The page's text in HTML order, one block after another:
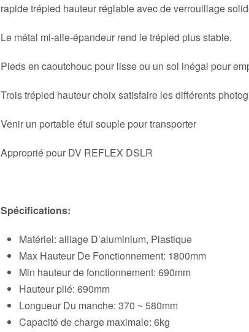
rapide trépied hauteur réglable avec de verrouillage
Le métal mi-aile-épandeur rend le trépied plus stable.
Pieds en caoutchouc pour lisse ou un sol inégal pour
Trois trépied hauteur choix satisfaire les différents
Venir un portable étui souple pour transporter
Approprié pour DV REFLEX DSLR
Spécifications:
Matériel: alliage D’aluminium, Plastique
Max Hauteur De Fonctionnement: 1800mm
Min hauteur de fonctionnement: 690mm
Hauteur plié: 690mm
Longueur Du manche: 370 ~ 580mm
Capacité de charge maximale: 6kg